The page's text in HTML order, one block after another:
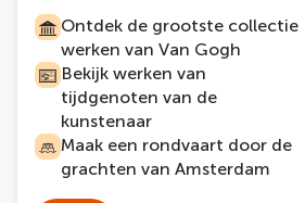
Ontdek de grootste collectie
werken van Van Gogh
Bekijk werken van
tijdgenoten van de
kunstenaar
Maak een rondvaart door de
grachten van Amsterdam